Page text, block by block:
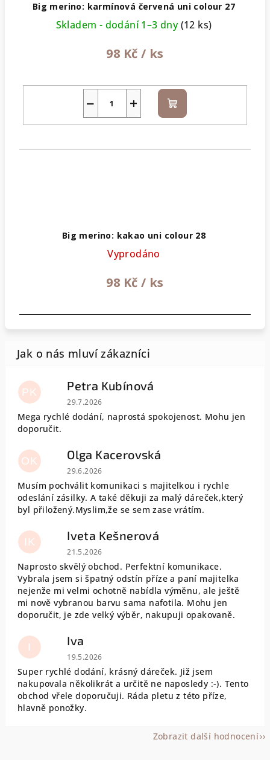
Big merino: karmínová červená uni colour 27
Skladem - dodání 1–3 dny(12 ks)
98 Kč / ks
+
− Do
košíku
Big merino: kakao uni colour 28
Vyprodáno
98 Kč / ks
PK Petra Kubínová
Hodnocení obchodu je 5 z 5 hvězdiček.
29.7.2026
Mega rychlé dodání, naprostá spokojenost. Mohu jen
doporučit.
OK Olga Kacerovská
Hodnocení obchodu je 5 z 5 hvězdiček.
29.6.2026
Musím pochválit komunikaci s majitelkou i rychle
odeslání zásilky. A také děkuji za malý dáreček,který
byl přiložený.Myslim,že se sem zase vrátím.
IK Iveta Kešnerová
Hodnocení obchodu je 5 z 5 hvězdiček.
21.5.2026
Naprosto skvělý obchod. Perfektní komunikace.
Vybrala jsem si špatný odstín příze a paní majitelka
nejenže mi velmi ochotně nabídla výměnu, ale ještě
mi nově vybranou barvu sama nafotila. Mohu jen
doporučit, je zde velký výběr, nakupuji opakovaně.
I Iva
Hodnocení obchodu je 5 z 5 hvězdiček.
19.5.2026
Super rychlé dodání, krásný dáreček. Již jsem
nakupovala několikrát a určitě ne naposledy :-). Tento
obchod vřele doporučuji. Ráda pletu z této příze,
hlavně ponožky.
Zobrazit další hodnocení